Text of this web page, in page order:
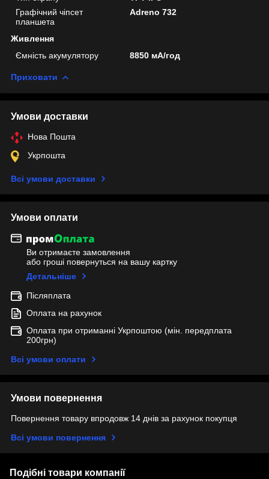
Графічний чіпсет
планшета
Adreno 732
Живлення
Ємність акумулятору
8850 мА/год
Приховати
Умови доставки
Нова Пошта
Укрпошта
Всі умови доставки
Умови оплати
Ви отримаєте замовлення
або гроші повернуться на вашу картку
Детальніше
Післяплата
Оплата на рахунок
Оплата при отриманні Укрпоштою (мін. передплата
200грн)
Всі умови оплати
Умови повернення
Повернення товару впродовж 14 днів за рахунок покупця
Всі умови повернення
Подібні товари компанії